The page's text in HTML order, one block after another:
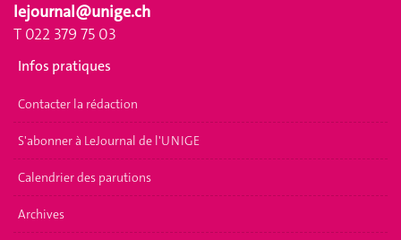
lejournal@unige.ch
T 022 379 75 03
Infos pratiques
Contacter la rédaction
S'abonner à LeJournal de l'UNIGE
Calendrier des parutions
Archives